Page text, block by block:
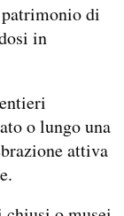
di
in
o lungo una
attiva